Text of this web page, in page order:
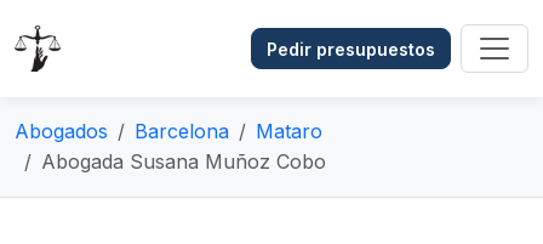
Pedir presupuestos
Abogados Barcelona
Mataro
Abogada Susana Muñoz Cobo